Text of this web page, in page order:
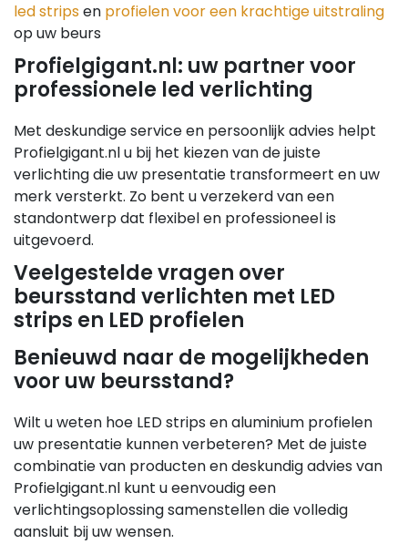
led stripsen profielen voor een krachtige uitstraling
op uw beurs
Profielgigant.nl: uw partner voor
professionele led verlichting
Met deskundige service en persoonlijk advies helpt
Profielgigant.nl u bij het kiezen van de juiste
verlichting die uw presentatie transformeert en uw
merk versterkt. Zo bent u verzekerd van een
standontwerp dat flexibel en professioneel is
uitgevoerd.
Veelgestelde vragen over
beursstand verlichten met LED
strips en LED profielen
Benieuwd naar de mogelijkheden
voor uw beursstand?
Wilt u weten hoe LED strips en aluminium profielen
uw presentatie kunnen verbeteren? Met de juiste
combinatie van producten en deskundig advies van
Profielgigant.nl kunt u eenvoudig een
verlichtingsoplossing samenstellen die volledig
aansluit bij uw wensen.